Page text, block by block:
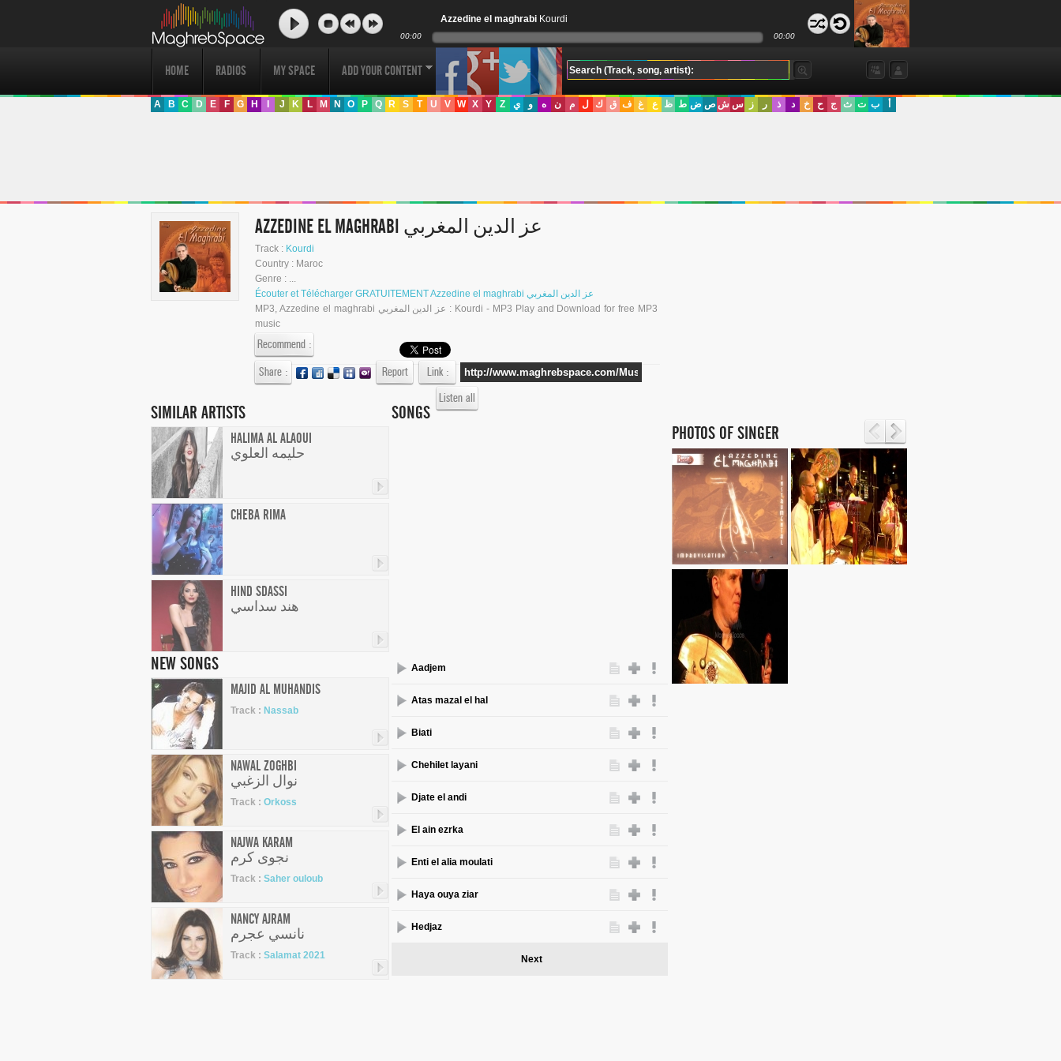
Azzedine el maghrabi Kourdi
00:00 00:00
HOME RADIOS MY SPACE ADD YOUR CONTENT
A B C D E F G H J K L M N O P Q R S T U V W X Y Z ي و ه ن م ل ك ق ف غ ع ظ ط ض ص ش س ز ر ذ د خ ح ج ث ت ب
AZZEDINE EL MAGHRABI عز الدين المغربي
Track : Kourdi
Country : Maroc
Genre : ...
Écouter et Télécharger GRATUITEMENT Azzedine el maghrabi عز الدين المغربي
MP3, Azzedine el maghrabi عز الدين المغربي : Kourdi - MP3 Play and Download for free MP3
music
Recommend :
Share :
Report Link :
SIMILAR ARTISTS
HALIMA AL ALAOUI
حليمه العلوي
CHEBA RIMA
HIND SDASSI
هند سداسي
NEW SONGS
MAJID AL MUHANDIS
Track : Nassab
NAWAL ZOGHBI
نوال الزغبي
Track : Orkoss
NAJWA KARAM
نجوى كرم
Track : Saher ouloub
NANCY AJRAM
نانسي عجرم
Track : Salamat 2021
SONGS
Listen all
Aadjem
Atas mazal el hal
Biati
Chehilet layani
Djate el andi
El ain ezrka
Enti el alia moulati
Haya ouya ziar
Hedjaz
Next
PHOTOS OF SINGER